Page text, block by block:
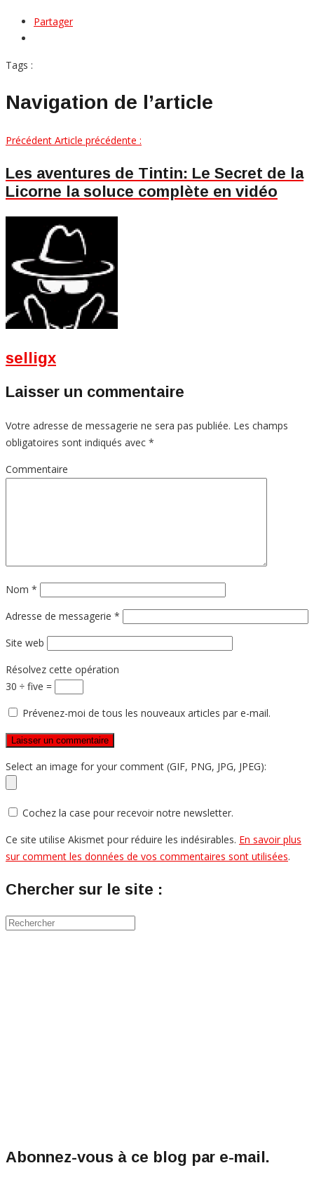
Partager
Tags :
Navigation de l’article
Précédent Article précédente :
Les aventures de Tintin: Le Secret de la
Licorne la soluce complète en vidéo
selligx
Laisser un commentaire
Votre adresse de messagerie ne sera pas publiée. Les champs
obligatoires sont indiqués avec *
Commentaire
Nom *
Adresse de messagerie *
Site web
Résolvez cette opération
30 ÷ five =
Prévenez-moi de tous les nouveaux articles par e-mail.
Select an image for your comment (GIF, PNG, JPG, JPEG):
Cochez la case pour recevoir notre newsletter.
Ce site utilise Akismet pour réduire les indésirables. En savoir plus
sur comment les données de vos commentaires sont utilisées.
Chercher sur le site :
Abonnez-vous à ce blog par e-mail.